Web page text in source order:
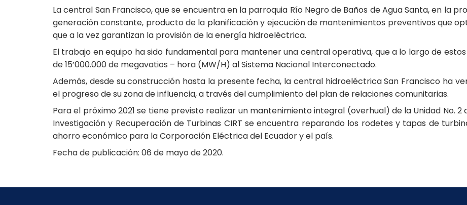
La central San Francisco, que se encuentra en la parroquia Río Negro de Baños de Agua Santa, en la
generación constante, producto de la planificación y ejecución de mantenimientos preventivos que
que a la vez garantizan la provisión de la energía hidroeléctrica.
El trabajo en equipo ha sido fundamental para mantener una central operativa, que a lo largo de estos
de 15’000.000 de megavatios – hora (MW/H) al Sistema Nacional Interconectado.
Además, desde su construcción hasta la presente fecha, la central hidroeléctrica San Francisco ha
el progreso de su zona de influencia, a través del cumplimiento del plan de relaciones comunitarias.
Para el próximo 2021 se tiene previsto realizar un mantenimiento integral (overhual) de la Unidad No.
Investigación y Recuperación de Turbinas CIRT se encuentra reparando los rodetes y tapas de
ahorro económico para la Corporación Eléctrica del Ecuador y el país.
Fecha de publicación: 06 de mayo de 2020.